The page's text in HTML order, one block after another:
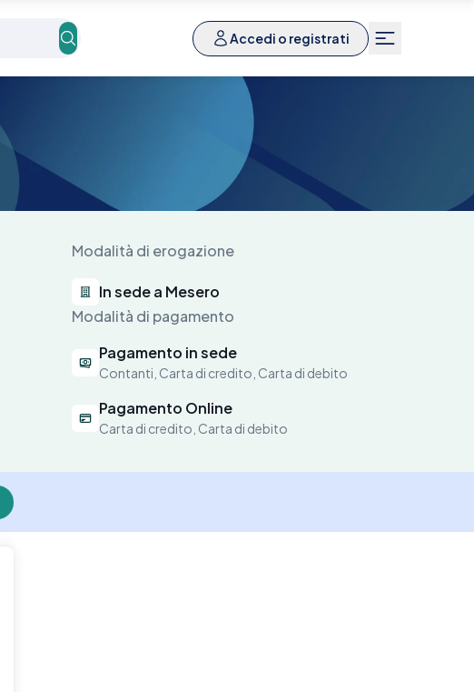
Accedi o registrati
Modalità di erogazione
In sede a Mesero
Modalità di pagamento
Pagamento in sede
Contanti, Carta di credito, Carta di debito
Pagamento Online
Carta di credito, Carta di debito